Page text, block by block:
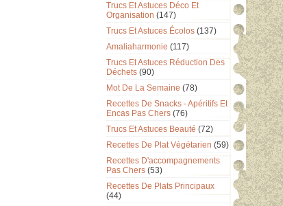
Trucs Et Astuces Déco Et
Organisation (147)
Trucs Et Astuces Écolos (137)
Amaliaharmonie (117)
Trucs Et Astuces Réduction Des
Déchets (90)
Mot De La Semaine (78)
Recettes De Snacks - Apéritifs Et
Encas Pas Chers (76)
Trucs Et Astuces Beauté (72)
Recettes De Plat Végétarien (59)
Recettes D'accompagnements
Pas Chers (53)
Recettes De Plats Principaux
(44)